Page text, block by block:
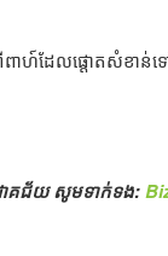
ពីពាហ៍ដែលផ្តោតសំខ
ជោគជ័យ សូមទាក់ទង: